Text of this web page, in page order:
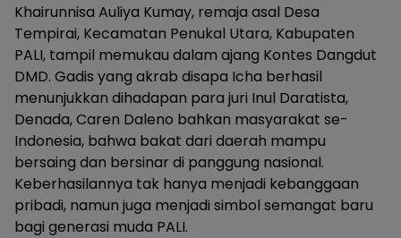
Khairunnisa Auliya Kumay, remaja asal Desa
Tempirai, Kecamatan Penukal Utara, Kabupaten
PALI, tampil memukau dalam ajang Kontes Dangdut
DMD. Gadis yang akrab disapa Icha berhasil
menunjukkan dihadapan para juri Inul Daratista,
Denada, Caren Daleno bahkan masyarakat se-
Indonesia, bahwa bakat dari daerah mampu
bersaing dan bersinar di panggung nasional.
Keberhasilannya tak hanya menjadi kebanggaan
pribadi, namun juga menjadi simbol semangat baru
bagi generasi muda PALI.